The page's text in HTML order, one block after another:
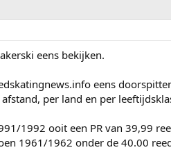
eens bekijken.
eens
per land en per
1992 ooit een PR van 39,99
1961/1962 onder de 40.00